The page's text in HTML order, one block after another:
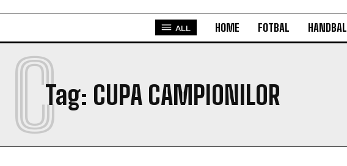
ALL HOME FOTBAL HANDBAL
Tag: CUPA CAMPIONILOR
C